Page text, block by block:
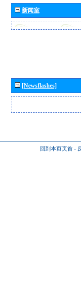
新闻室
[Newsflashes]
回到本页页首 -